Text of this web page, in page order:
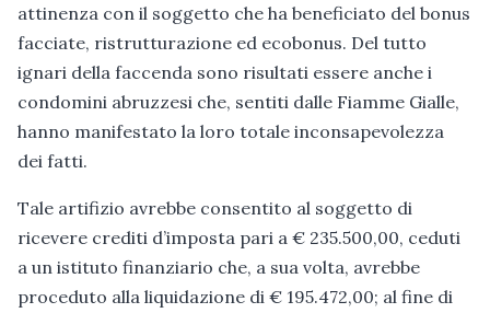
attinenza con il soggetto che ha beneficiato del bonus
facciate, ristrutturazione ed ecobonus. Del tutto
ignari della faccenda sono risultati essere anche i
condomini abruzzesi che, sentiti dalle Fiamme Gialle,
hanno manifestato la loro totale inconsapevolezza
dei fatti.
Tale artifizio avrebbe consentito al soggetto di
ricevere crediti d’imposta pari a € 235.500,00, ceduti
a un istituto finanziario che, a sua volta, avrebbe
proceduto alla liquidazione di € 195.472,00; al fine di